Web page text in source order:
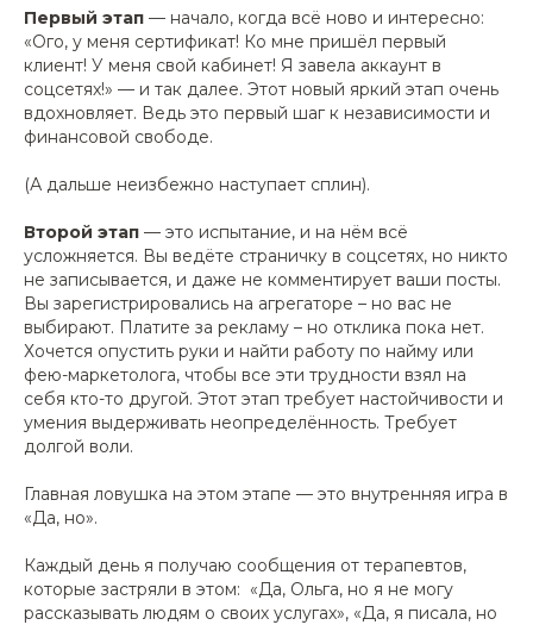
Первый этап — начало, когда всё ново и интересно:
«Ого, у меня сертификат! Ко мне пришёл первый
клиент! У меня свой кабинет! Я завела аккаунт в
соцсетях!» — и так далее. Этот новый яркий этап очень
вдохновляет. Ведь это первый шаг к независимости и
финансовой свободе.
(А дальше неизбежно наступает сплин).
Второй этап — это испытание, и на нём всё
усложняется. Вы ведёте страничку в соцсетях, но никто
не записывается, и даже не комментирует ваши посты.
Вы зарегистрировались на агрегаторе – но вас не
выбирают. Платите за рекламу – но отклика пока нет.
Хочется опустить руки и найти работу по найму или
фею-маркетолога, чтобы все эти трудности взял на
себя кто-то другой. Этот этап требует настойчивости и
умения выдерживать неопределённость. Требует
долгой воли.
Главная ловушка на этом этапе — это внутренняя игра в
«Да, но».
Каждый день я получаю сообщения от терапевтов,
которые застряли в этом: «Да, Ольга, но я не могу
рассказывать людям о своих услугах», «Да, я писала, но